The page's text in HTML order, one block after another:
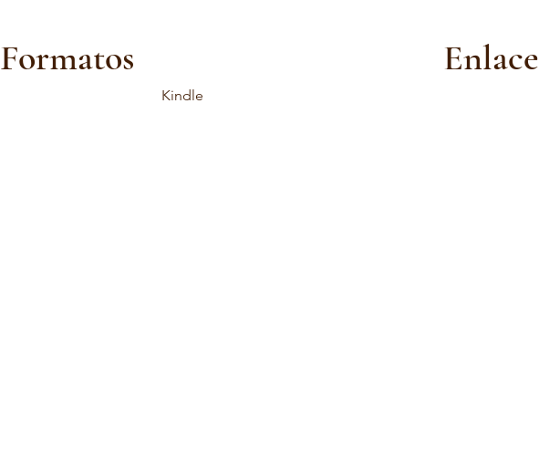
Formatos
Kindle
Enlace